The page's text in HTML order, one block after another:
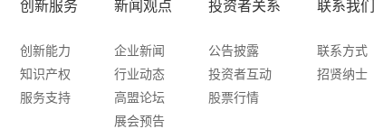
创新服务
创新能力
知识产权
服务支持
新闻观点
企业新闻
行业动态
高盟论坛
展会预告
投资者关系
公告披露
投资者互动
股票行情
联系我们
联系方式
招贤纳士